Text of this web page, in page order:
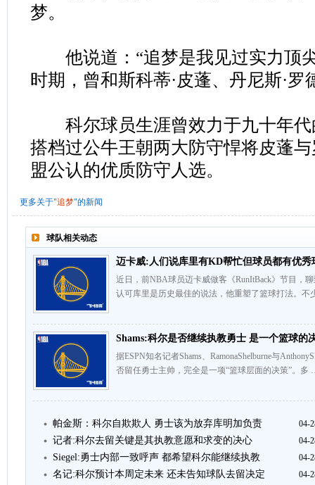
梦。
他说道：“追梦是我见过实力顶
时期，曾和斯科蒂·皮蓬、丹尼斯·罗
科尔球员生涯曾效力于九十年代
搭档过公牛王朝两大防守悍将皮蓬
盟公认的优质防守人选。
更多关于"追梦"的新闻
球队相关动态
迈卡威:人们说库里有KD帮忙但球员都有优秀
近日，前NBA球员迈卡威做客《RunItBack》节目，
认可库里是历史最佳的说法，他重塑了篮球打法。
Shams:科尔是否继续执教勇士 是一个篮球的
据ESPN知名记者Shams、RamonaShelburne与
否留任勇士主帅，完全是一项“篮球层面的决策”。
帕金斯：科尔自欺欺人 勇士该为放弃库明加负责 04-
记者:科尔去留关键是其执教意愿和求变的决心 04-
Siegel:勇士内部一致呼声 都希望科尔能继续执教 04-
名记:科尔预计本周定未来 还未告知球队去留决定 04-